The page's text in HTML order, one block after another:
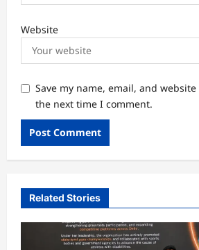
Website
Save my name, email, and
the next time I comment.
Related Stories